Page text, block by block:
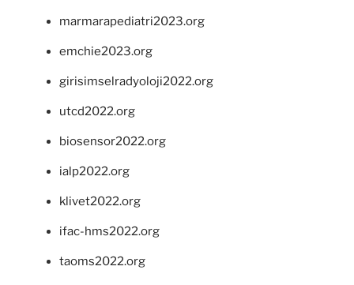
marmarapediatri2023.org
emchie2023.org
girisimselradyoloji2022.org
utcd2022.org
biosensor2022.org
ialp2022.org
klivet2022.org
ifac-hms2022.org
taoms2022.org